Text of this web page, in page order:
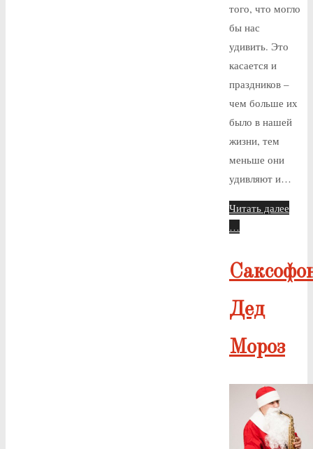
того, что могло
бы нас
удивить. Это
касается и
праздников –
чем больше их
было в нашей
жизни, тем
меньше они
удивляют и…
Читать далее
…
Дед
Мороз